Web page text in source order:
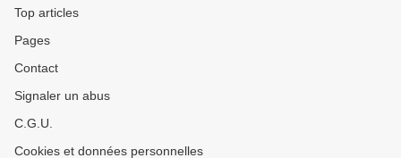
Top articles
Pages
Contact
Signaler un abus
C.G.U.
Cookies et données personnelles